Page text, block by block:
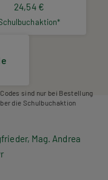
24,54 €
sind nur bei Bestellung
die Schulbuchaktion
Mag. Andrea